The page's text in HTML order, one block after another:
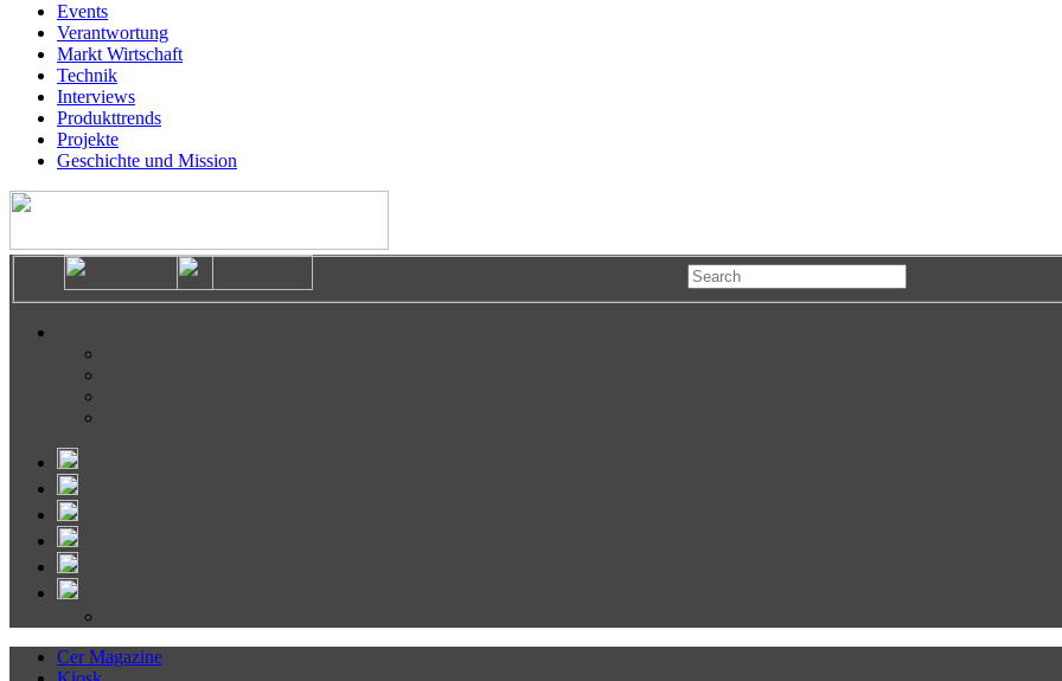
Events
Verantwortung
Markt Wirtschaft
Technik
Interviews
Produkttrends
Projekte
Geschichte und Mission
Cer Magazine